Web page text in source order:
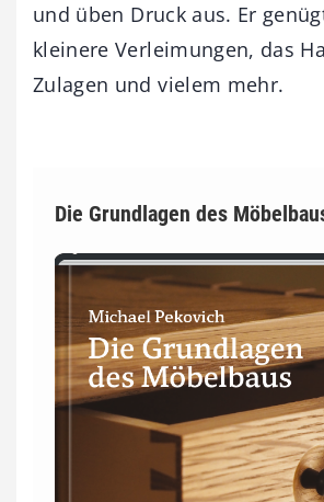
und üben Druck aus. Er
kleinere Verleimungen, das
Zulagen und vielem mehr.
Die Grundlagen des